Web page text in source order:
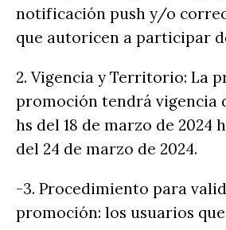
notificación push y/o
que autoricen a participar
2. Vigencia y Territorio: La
promoción tendrá vigencia
hs del 18 de marzo de 2024
del 24 de marzo de 2024.
-3. Procedimiento para
promoción: los usuarios